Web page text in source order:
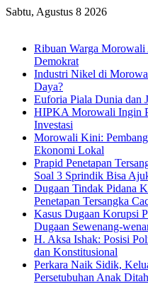
Sabtu, Agustus 8 2026
Ribuan Warga Morowali
Demokrat
Industri Nikel di
Daya?
Euforia Piala Dunia dan
HIPKA Morowali Ingin
Investasi
Morowali Kini:
Ekonomi Lokal
Prapid Penetapan
Soal 3 Sprindik Bisa
Dugaan Tindak Pidana
Penetapan Tersangka
Kasus Dugaan Korupsi
Dugaan Sewenang-
H. Aksa Ishak: Posisi
dan Konstitusional
Perkara Naik Sidik,
Persetubuhan Anak